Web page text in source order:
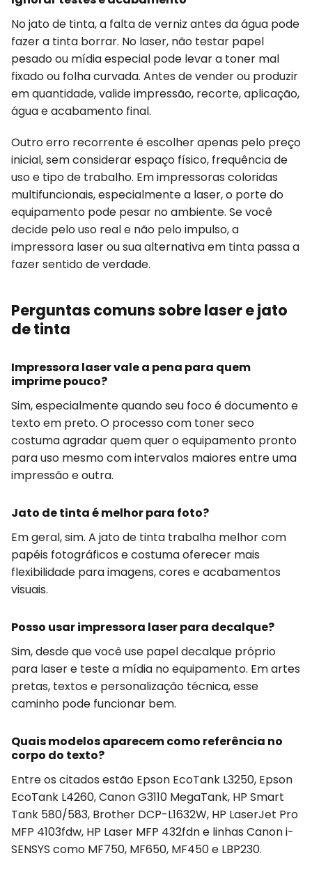
No jato de tinta, a falta de verniz antes da água pode
fazer a tinta borrar. No laser, não testar papel
pesado ou mídia especial pode levar a toner mal
fixado ou folha curvada. Antes de vender ou produzir
em quantidade, valide impressão, recorte, aplicação,
água e acabamento final.
Outro erro recorrente é escolher apenas pelo preço
inicial, sem considerar espaço físico, frequência de
uso e tipo de trabalho. Em impressoras coloridas
multifuncionais, especialmente a laser, o porte do
equipamento pode pesar no ambiente. Se você
decide pelo uso real e não pelo impulso, a
impressora laser ou sua alternativa em tinta passa a
fazer sentido de verdade.
Perguntas comuns sobre laser e jato
de tinta
Impressora laser vale a pena para quem
imprime pouco?
Sim, especialmente quando seu foco é documento e
texto em preto. O processo com toner seco
costuma agradar quem quer o equipamento pronto
para uso mesmo com intervalos maiores entre uma
impressão e outra.
Jato de tinta é melhor para foto?
Em geral, sim. A jato de tinta trabalha melhor com
papéis fotográficos e costuma oferecer mais
flexibilidade para imagens, cores e acabamentos
visuais.
Posso usar impressora laser para decalque?
Sim, desde que você use papel decalque próprio
para laser e teste a mídia no equipamento. Em artes
pretas, textos e personalização técnica, esse
caminho pode funcionar bem.
Quais modelos aparecem como referência no
corpo do texto?
Entre os citados estão Epson EcoTank L3250, Epson
EcoTank L4260, Canon G3110 MegaTank, HP Smart
Tank 580/583, Brother DCP-L1632W, HP LaserJet Pro
MFP 4103fdw, HP Laser MFP 432fdn e linhas Canon i-
SENSYS como MF750, MF650, MF450 e LBP230.